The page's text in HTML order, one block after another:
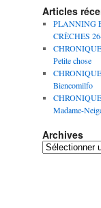
Articles
PLANNING
CRÈCHES
CHRONIQUE
Petite chose
Biencomilfo
Madame-
Archives
Archives